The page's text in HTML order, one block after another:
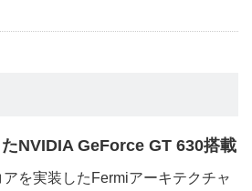
NVIDIA GeForce GT 630搭載
を実装したFermiアーキテクチャ